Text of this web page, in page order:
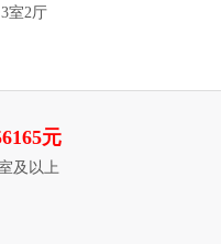
3室2厅
元
及以上